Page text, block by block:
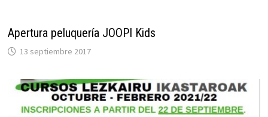
Apertura peluquería JOOPI Kids
13 septiembre 2017